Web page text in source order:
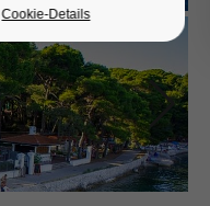
Cookie-Details